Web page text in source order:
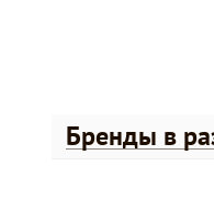
Бренды в